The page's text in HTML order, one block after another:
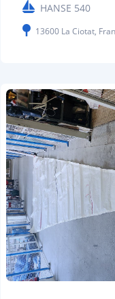
HANSE 540
13600 La Ciotat,